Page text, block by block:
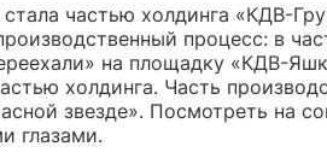
стала частью холдинга «КДВ-
процесс: в
на площадку «КДВ-
холдинга. Часть
звезде». Посмотреть на
глазами.